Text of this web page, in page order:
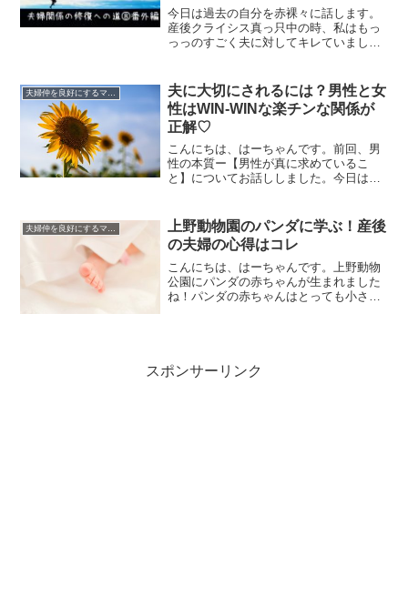
の修復への道⑧《番外編》】
今日は過去の自分を赤裸々に話します。
産後クライシス真っ只中の時、私はもっ
っっのすごく夫に対してキレていまし
と、泣き叫ぶヒステリーに怒鳴る夫に手
が出る抑えられない激しい怒り...
夫婦仲を良好にするマインド
夫に大切にされるには？男性と女
性はWIN-WINな楽チンな関係が
正解♡
こんにちは、はーちゃんです。前回、男
性の本質ー【男性が真に求めているこ
と】についてお話ししました。今日は、
についてお話しします。どのようにっ
て、それはもちろん男女共に大...
夫婦仲を良好にするマインド
上野動物園のパンダに学ぶ！産後
の夫婦の心得はコレ
こんにちは、はーちゃんです。上野動物
公園にパンダの赤ちゃんが生まれました
ね！パンダの赤ちゃんはとっても小さ
スポンサーリンク